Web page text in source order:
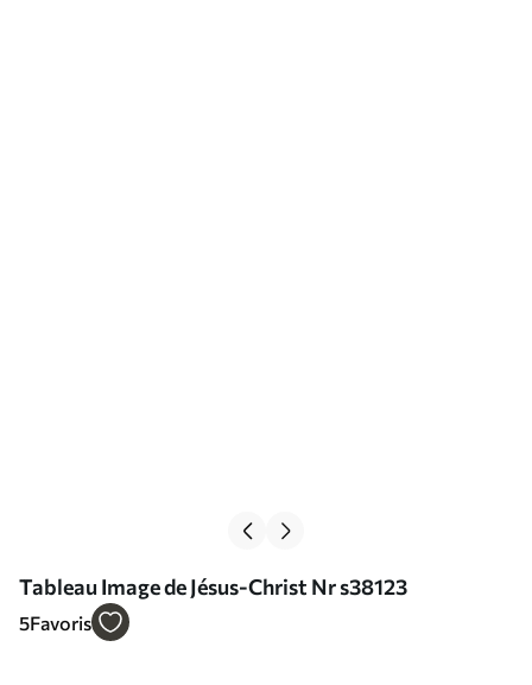
Tableau Image de Jésus-Christ Nr s38123
5Favoris